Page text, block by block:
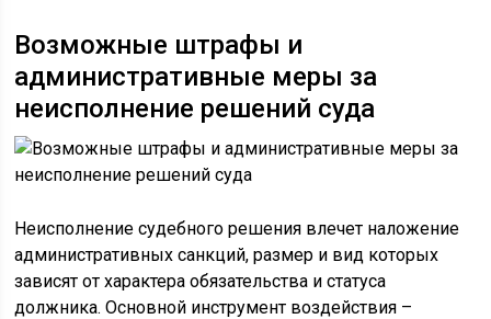
Возможные штрафы и
административные меры за
неисполнение решений суда
Неисполнение судебного решения влечет наложение
административных санкций, размер и вид которых
зависят от характера обязательства и статуса
должника. Основной инструмент воздействия –